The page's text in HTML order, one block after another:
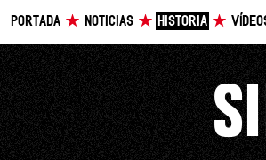
PORTADA NOTICIAS HISTORIA